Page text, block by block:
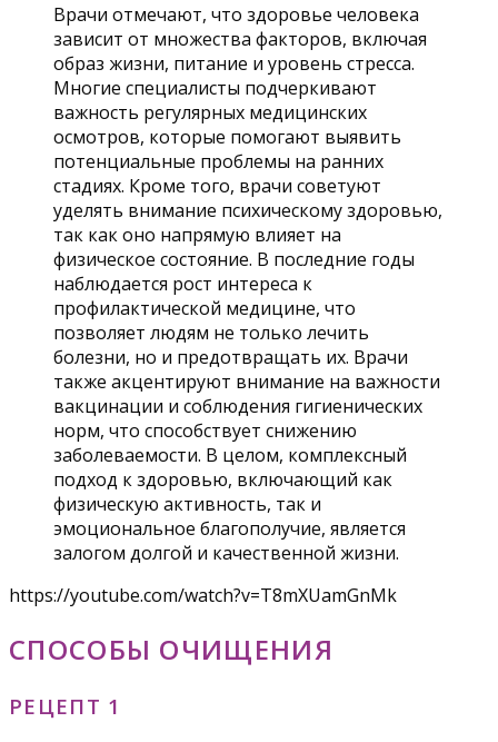
Врачи отмечают, что здоровье человека
зависит от множества факторов, включая
образ жизни, питание и уровень стресса.
Многие специалисты подчеркивают
важность регулярных медицинских
осмотров, которые помогают выявить
потенциальные проблемы на ранних
стадиях. Кроме того, врачи советуют
уделять внимание психическому здоровью,
так как оно напрямую влияет на
физическое состояние. В последние годы
наблюдается рост интереса к
профилактической медицине, что
позволяет людям не только лечить
болезни, но и предотвращать их. Врачи
также акцентируют внимание на важности
вакцинации и соблюдения гигиенических
норм, что способствует снижению
заболеваемости. В целом, комплексный
подход к здоровью, включающий как
физическую активность, так и
эмоциональное благополучие, является
залогом долгой и качественной жизни.
https://youtube.com/watch?v=T8mXUamGnMk
СПОСОБЫ ОЧИЩЕНИЯ
РЕЦЕПТ 1